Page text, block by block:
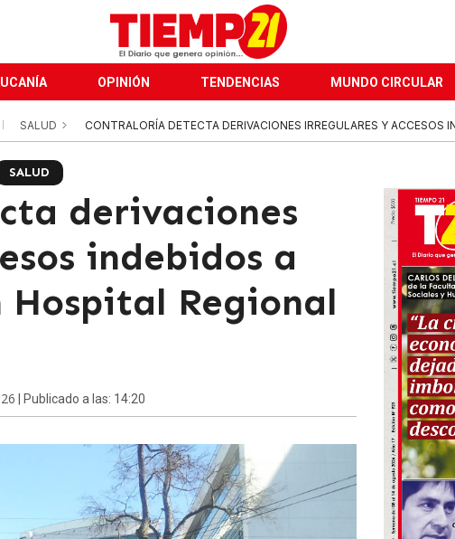
OPINIÓN TENDENCIAS MUNDO CIRCULAR
SALUD CONTRALORÍA DETECTA DERIVACIONES IRREGULARES Y ACCESOS
SALUD
derivaciones
indebidos a
Hospital Regional
| Publicado a las: 14:20